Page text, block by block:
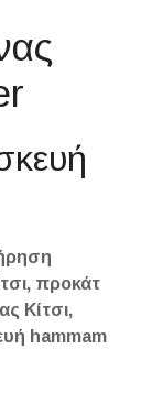
προκάτ
Κίτσι,
hammam